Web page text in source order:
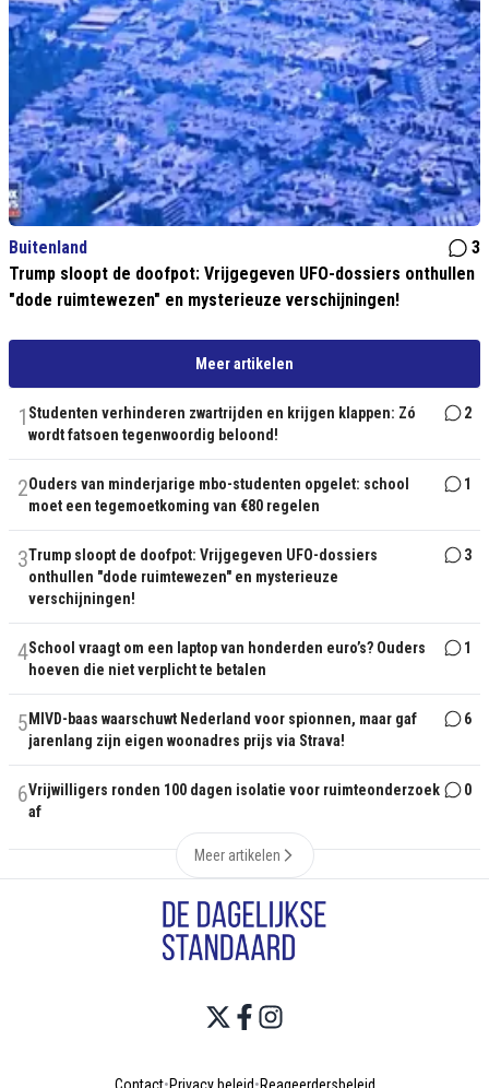
Buitenland
3
Trump sloopt de doofpot: Vrijgegeven UFO-dossiers onthullen
"dode ruimtewezen" en mysterieuze verschijningen!
Meer artikelen
1 Studenten verhinderen zwartrijden en krijgen klappen: Zó
wordt fatsoen tegenwoordig beloond!
2
2Ouders van minderjarige mbo-studenten opgelet: school
moet een tegemoetkoming van €80 regelen
1
3Trump sloopt de doofpot: Vrijgegeven UFO-dossiers
onthullen "dode ruimtewezen" en mysterieuze
verschijningen!
3
4School vraagt om een laptop van honderden euro’s? Ouders
hoeven die niet verplicht te betalen
1
5 MIVD-baas waarschuwt Nederland voor spionnen, maar gaf
jarenlang zijn eigen woonadres prijs via Strava!
6
6Vrijwilligers ronden 100 dagen isolatie voor ruimteonderzoek
af
0
Meer artikelen